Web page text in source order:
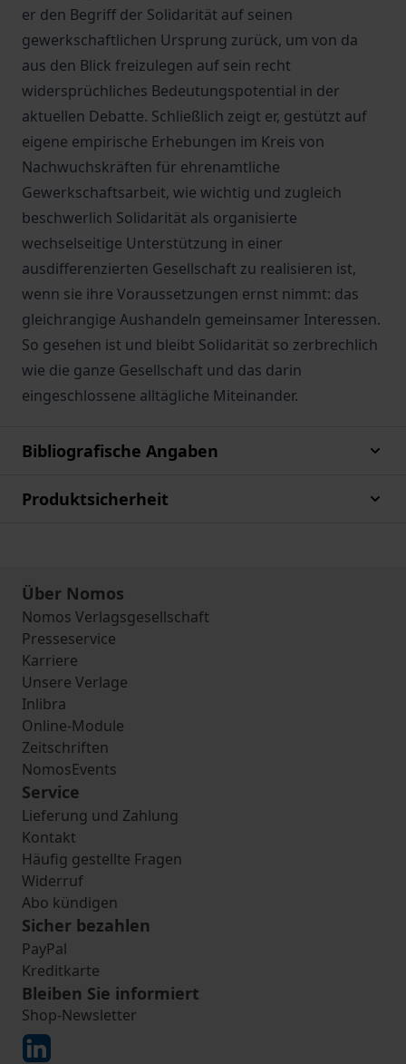
er den Begriff der Solidarität auf seinen
gewerkschaftlichen Ursprung zurück, um von da
aus den Blick freizulegen auf sein recht
widersprüchliches Bedeutungspotential in der
aktuellen Debatte. Schließlich zeigt er, gestützt auf
eigene empirische Erhebungen im Kreis von
Nachwuchskräften für ehrenamtliche
Gewerkschaftsarbeit, wie wichtig und zugleich
beschwerlich Solidarität als organisierte
wechselseitige Unterstützung in einer
ausdifferenzierten Gesellschaft zu realisieren ist,
wenn sie ihre Voraussetzungen ernst nimmt: das
gleichrangige Aushandeln gemeinsamer Interessen.
So gesehen ist und bleibt Solidarität so zerbrechlich
wie die ganze Gesellschaft und das darin
eingeschlossene alltägliche Miteinander.
Bibliografische Angaben
Produktsicherheit
Über Nomos
Nomos Verlagsgesellschaft
Presseservice
Karriere
Unsere Verlage
Inlibra
Online-Module
Zeitschriften
NomosEvents
Service
Lieferung und Zahlung
Kontakt
Häufig gestellte Fragen
Widerruf
Abo kündigen
Sicher bezahlen
PayPal
Kreditkarte
Bleiben Sie informiert
Shop-Newsletter